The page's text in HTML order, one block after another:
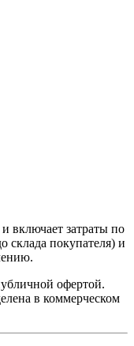
включает затраты по
склада покупателя) и
офертой.
в коммерческом